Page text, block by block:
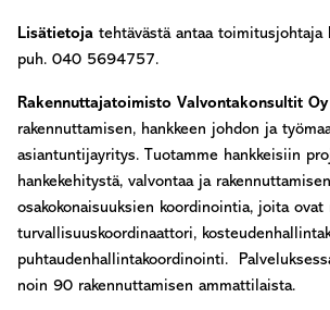
Lisätietoja tehtävästä antaa toimitusjohtaja
puh. 040 5694757.
Rakennuttajatoimisto Valvontakonsultit Oy
rakennuttamisen, hankkeen johdon ja
asiantuntijayritys. Tuotamme hankkeisiin
hankekehitystä, valvontaa ja rakennuttamisen
osakokonaisuuksien koordinointia, joita ovat
turvallisuuskoordinaattori,
puhtaudenhallintakoordinointi.
noin 90 rakennuttamisen ammattilaista.